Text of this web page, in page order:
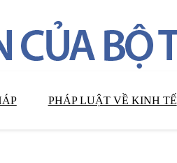
PHÁP LUẬT VỀ KINH TẾ